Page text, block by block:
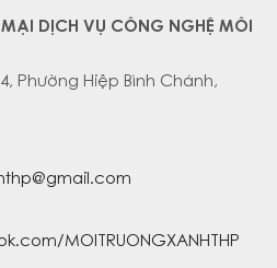
DỊCH VỤ CÔNG NGHỆ MÔI
Phường Hiệp Bình Chánh,
MOITRUONGXANHTHP